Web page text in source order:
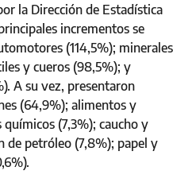
la Dirección de Estadística
incrementos se
(114,5%); minerales
y cueros (98,5%); y
A su vez, presentaron
(64,9%); alimentos y
(7,3%); caucho y
de petróleo (7,8%); papel y